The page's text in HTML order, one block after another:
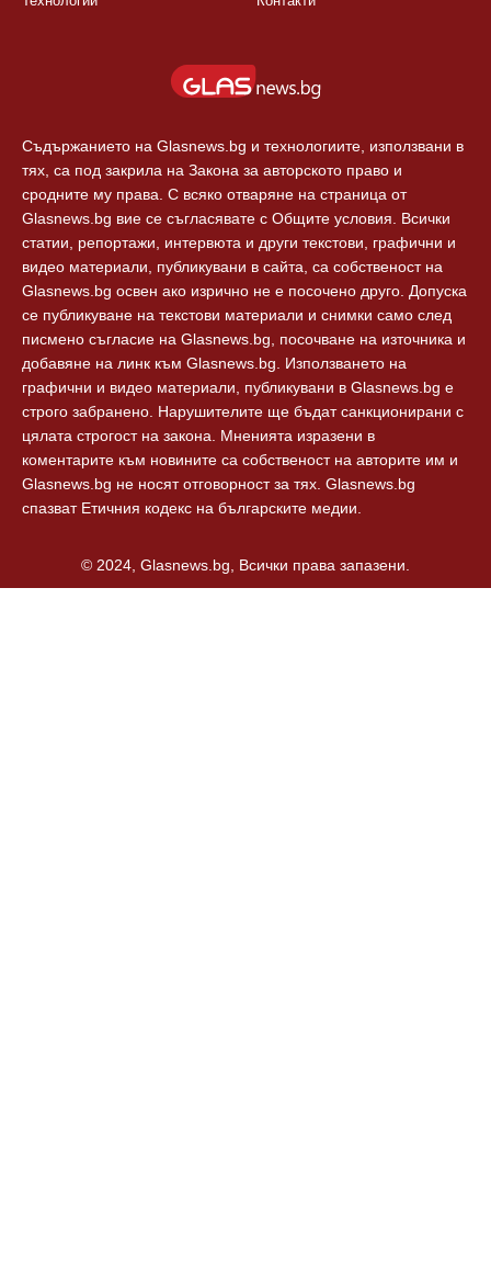
Съдържанието на Glasnews.bg и технологиите, използвани в
тях, са под закрила на Закона за авторското право и
сродните му права. С всяко отваряне на страница от
Glasnews.bg вие се съгласявате с Общите условия. Всички
статии, репортажи, интервюта и други текстови, графични и
видео материали, публикувани в сайта, са собственост на
Glasnews.bg освен ако изрично не е посочено друго. Допуска
се публикуване на текстови материали и снимки само след
писмено съгласие на Glasnews.bg, посочване на източника и
добавяне на линк към Glasnews.bg. Използването на
графични и видео материали, публикувани в Glasnews.bg е
строго забранено. Нарушителите ще бъдат санкционирани с
цялата строгост на закона. Мненията изразени в
коментарите към новините са собственост на авторите им и
Glasnews.bg не носят отговорност за тях. Glasnews.bg
спазват Етичния кодекс на българските медии.
© 2024, Glasnews.bg, Всички права запазени.